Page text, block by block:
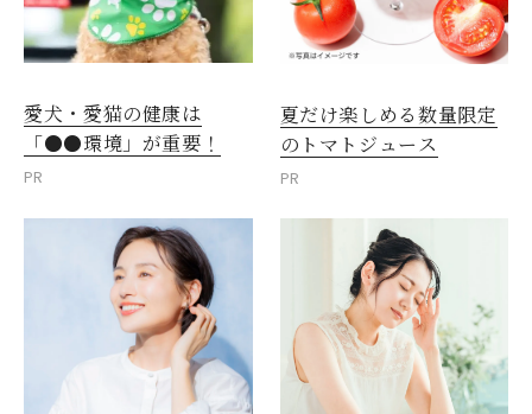
愛犬・愛猫の健康は
「●●環境」が重要！
PR
夏だけ楽しめる数量限定
のトマトジュース
PR